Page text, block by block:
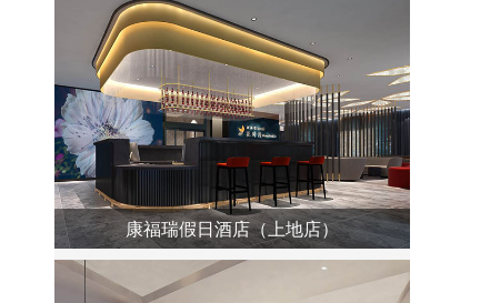
康福瑞假日酒店（上地店）